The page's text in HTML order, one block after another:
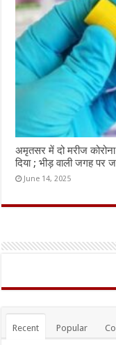
अमृतसर में दो मरीज
दिया ; भीड़ वाली जगह पर
June 14, 2025
Recent Popular